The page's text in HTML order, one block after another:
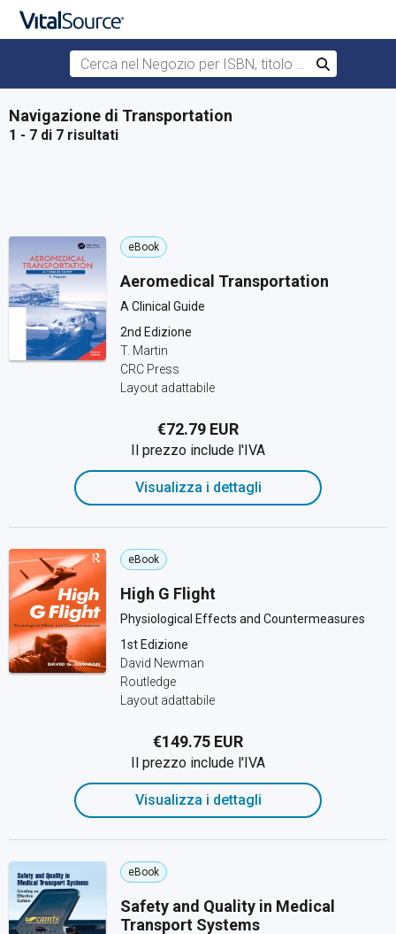
Passa al contenuto principale
Cerca nel Negozio per ISBN, titolo o autore
Cerca
Navigazione di Transportation
1 - 7 di 7 risultati
eBook
Aeromedical Transportation
A Clinical Guide
2nd Edizione
T. Martin
CRC Press
Layout adattabile
€72.79 EUR
Il prezzo include l'IVA
Visualizza i dettagli
eBook
High G Flight
Physiological Effects and Countermeasures
1st Edizione
David Newman
Routledge
Layout adattabile
€149.75 EUR
Il prezzo include l'IVA
Visualizza i dettagli
eBook
Safety and Quality in Medical
Transport Systems